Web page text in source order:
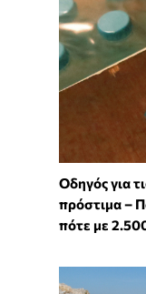
Οδηγός για
πρόστιμα –
πότε με